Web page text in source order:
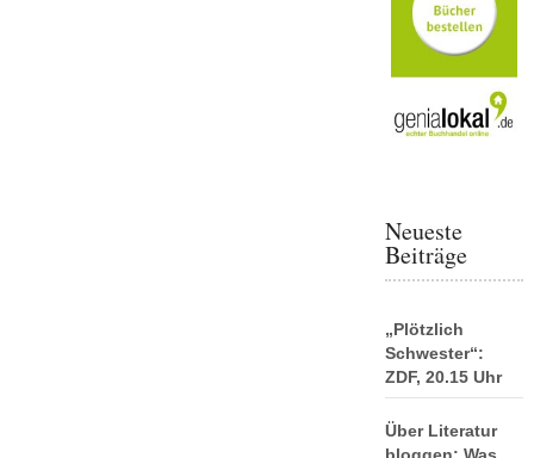
Neueste
Beiträge
„Plötzlich
Schwester“:
ZDF, 20.15 Uhr
Über Literatur